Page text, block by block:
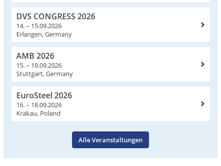
DVS CONGRESS 2026
14. – 15.09.2026
Erlangen, Germany
AMB 2026
15. – 19.09.2026
Stuttgart, Germany
EuroSteel 2026
16. – 18.09.2026
Krakau, Poland
Alle Veranstaltungen